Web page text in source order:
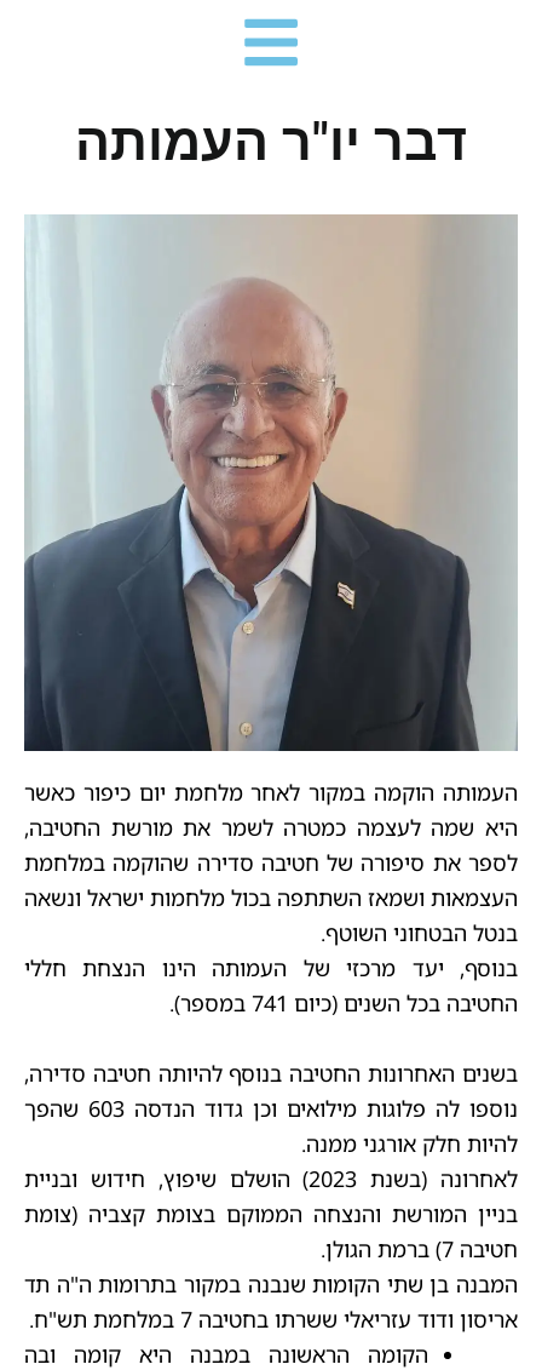
דבר יו"ר העמותה
העמותה הוקמה במקור לאחר מלחמת יום כיפור כאשר
היא שמה לעצמה כמטרה לשמר את מורשת החטיבה,
לספר את סיפורה של חטיבה סדירה שהוקמה במלחמת
העצמאות ושמאז השתתפה בכול מלחמות ישראל ונשאה
בנטל הבטחוני השוטף.
בנוסף, יעד מרכזי של העמותה הינו הנצחת חללי
החטיבה בכל השנים (כיום 741 במספר).
בשנים האחרונות החטיבה בנוסף להיותה חטיבה סדירה,
נוספו לה פלוגות מילואים וכן גדוד הנדסה 603 שהפך
להיות חלק אורגני ממנה.
לאחרונה (בשנת 2023) הושלם שיפוץ, חידוש ובניית
בניין המורשת והנצחה הממוקם בצומת קצביה (צומת
חטיבה 7) ברמת הגולן.
המבנה בן שתי הקומות שנבנה במקור בתרומות ה"ה תד
אריסון ודוד עזריאלי ששרתו בחטיבה 7 במלחמת תש"ח.
הקומה הראשונה במבנה היא קומה ובה